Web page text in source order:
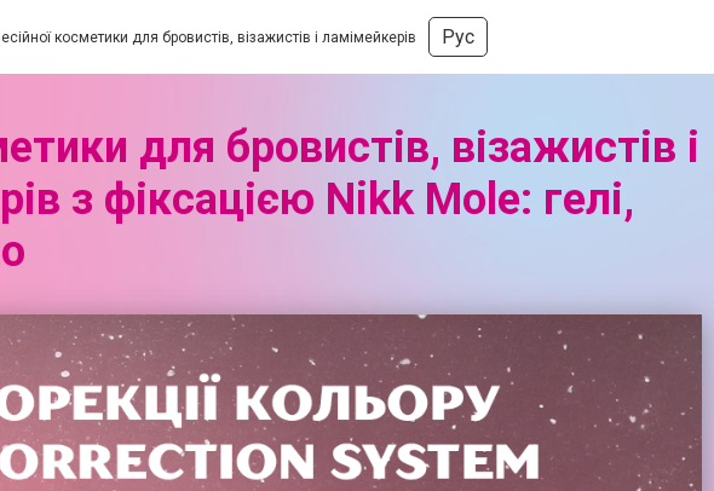
косметики для бровистів, візажистів і ламімейкерів Рус
для бровистів, візажистів і
з фіксацією Nikk Mole: гелі,